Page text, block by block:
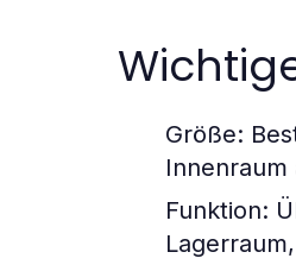
Größe:
Funktion: